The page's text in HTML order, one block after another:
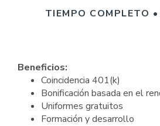
TIEMPO COMPLETO
Beneficios:
Coincidencia 401(k)
Bonificación basada en el
Uniformes gratuitos
Formación y desarrollo